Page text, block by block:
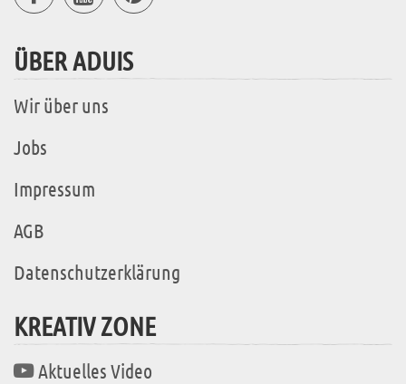
ÜBER ADUIS
Wir über uns
Jobs
Impressum
AGB
Datenschutzerklärung
KREATIV ZONE
Aktuelles Video